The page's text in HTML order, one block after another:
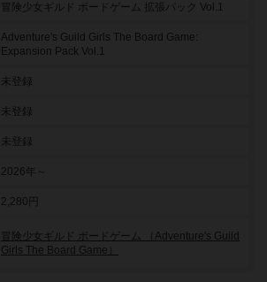
冒険少女ギルド ボードゲーム 拡張パック Vol.1
Adventure's Guild Girls The Board Game:
Expansion Pack Vol.1
未登録
未登録
未登録
2026年～
2,280円
冒険少女ギルド ボードゲーム （Adventure's Guild
Girls The Board Game）